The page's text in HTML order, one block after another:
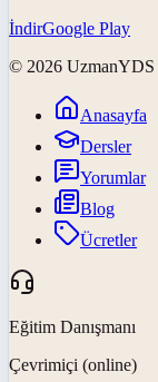
İndirGoogle Play
© 2026 UzmanYDS
Anasayfa
Dersler
Yorumlar
Blog
Ücretler
Eğitim Danışmanı
Çevrimiçi (online)